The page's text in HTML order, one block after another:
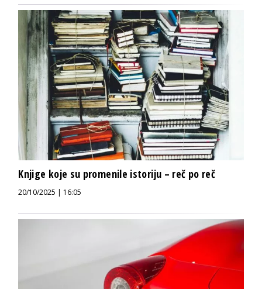
Knjige koje su promenile istoriju – reč po reč
20/10/2025 | 16:05